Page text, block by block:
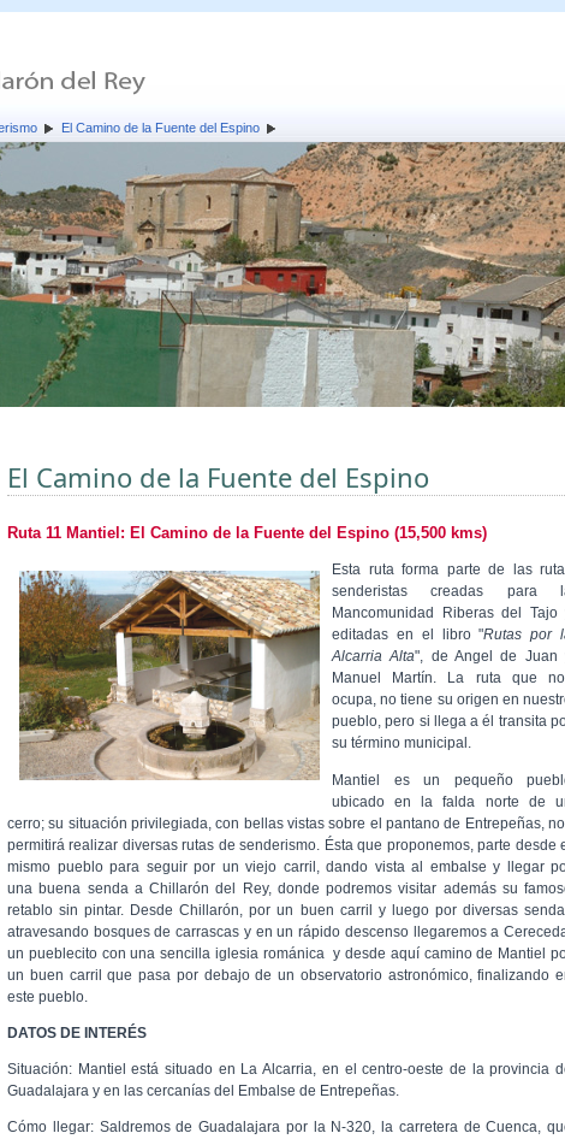
El Camino de la Fuente del Espino
El Camino de la Fuente del Espino
Ruta 11 Mantiel: El Camino de la Fuente del Espino (15,500 kms)
Esta ruta forma parte de las
senderistas creadas para
Mancomunidad Riberas del Tajo
editadas en el libro "Rutas por
Alcarria Alta", de Angel de Juan
Manuel Martín. La ruta que
ocupa, no tiene su origen en
pueblo, pero si llega a él transita
su término municipal.
Mantiel es un pequeño
ubicado en la falda norte de
cerro; su situación privilegiada, con bellas vistas sobre el pantano de Entrepeñas,
permitirá realizar diversas rutas de senderismo. Ésta que proponemos, parte desde
mismo pueblo para seguir por un viejo carril, dando vista al embalse y llegar
una buena senda a Chillarón del Rey, donde podremos visitar además su
retablo sin pintar. Desde Chillarón, por un buen carril y luego por diversas
atravesando bosques de carrascas y en un rápido descenso llegaremos a
un pueblecito con una sencilla iglesia románica y desde aquí camino de Mantiel
un buen carril que pasa por debajo de un observatorio astronómico, finalizando
este pueblo.
DATOS DE INTERÉS
Situación: Mantiel está situado en La Alcarria, en el centro-oeste de la provincia
Guadalajara y en las cercanías del Embalse de Entrepeñas.
Cómo llegar: Saldremos de Guadalajara por la N-320, la carretera de Cuenca,